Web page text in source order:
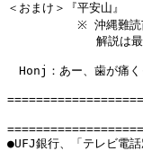
＜おまけ＞『平安山』
※ 沖縄難読苗字を
解説は最下部
Honj：あー、歯が痛く
懸賞
●UFJ銀行、「テレビ電